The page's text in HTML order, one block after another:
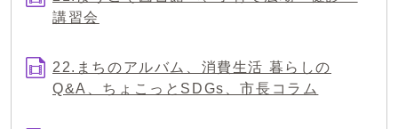
講習会
22.まちのアルバム、消費生活 暮らしの
Q&A、ちょこっとSDGs、市長コラム